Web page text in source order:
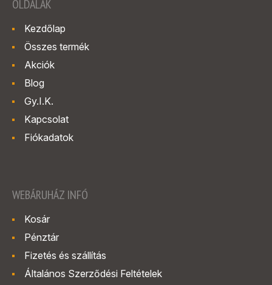
OLDALAK
Kezdőlap
Összes termék
Akciók
Blog
Gy.I.K.
Kapcsolat
Fiókadatok
WEBÁRUHÁZ INFÓ
Kosár
Pénztár
Fizetés és szállítás
Általános Szerződési Feltételek